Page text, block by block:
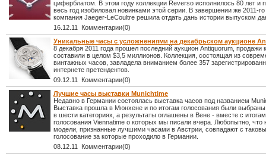
циферблатом. В этом году коллекции Reverso исполнилось 80 лет и
весь год изобиловал новинками этой серии. В завершении же 2011-
компания Jaeger-LeCoultre решила отдать дань истории выпуском
16.12.11 Комментарии(0)
Уникальные часы с усложнениями на декабрьском аукционе
8 декабря 2011 года прошел последний аукцион Antiquorum, продажи
составили в целом $3,5 миллионов. Коллекция, состоящая из
винтажных часов, завладела вниманием более 357
интернете претендентов.
09.12.11 Комментарии(0)
Лучшие часы выставки Munichtime
Недавно в Германии состоялась выставка часов под названием
Выставка прошла в Мюнхене и по итогам голосования были
в шести категориях, а результаты оглашены в Вене - вместе с
голосования Viennatime о которых мы писали вчера. Любопытно, что
модели, признанные лучшими часами в Австрии, совпадают с
голосование за которые проходило в Германии.
08.12.11 Комментарии(0)